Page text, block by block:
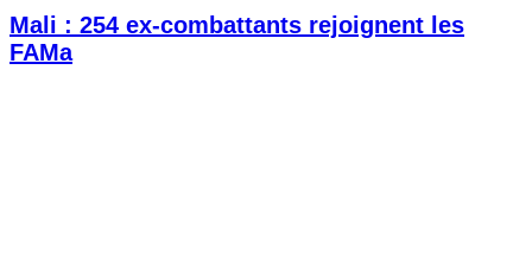
Mali : 254 ex-combattants rejoignent les
FAMa